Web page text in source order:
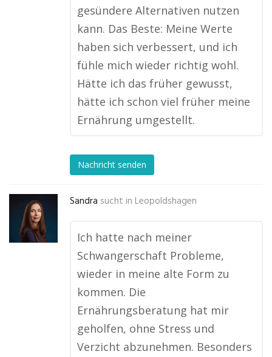
gesündere Alternativen nutzen
kann. Das Beste: Meine Werte
haben sich verbessert, und ich
fühle mich wieder richtig wohl.
Hätte ich das früher gewusst,
hätte ich schon viel früher meine
Ernährung umgestellt.
Nachricht senden
Sandra sucht in Leopoldshagen
Ich hatte nach meiner
Schwangerschaft Probleme,
wieder in meine alte Form zu
kommen. Die
Ernährungsberatung hat mir
geholfen, ohne Stress und
Verzicht abzunehmen. Besonders